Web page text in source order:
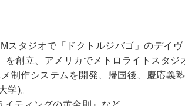
スタジオで「ドクトルジバゴ」のデイ
創立、アメリカでメトロライトスタ
制作システムを開発、帰国後、慶応義
学)。